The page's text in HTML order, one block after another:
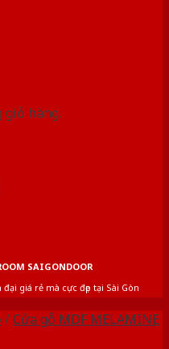
giỏ hàng.
SAIGONDOOR
giá rẻ mà cực đẹp tại Sài Gòn
/Cửa gỗ MDF MELAMINE